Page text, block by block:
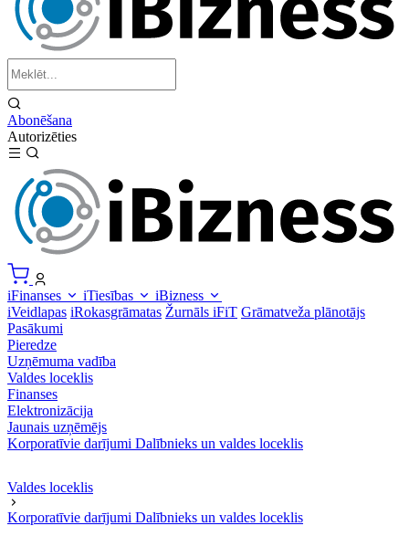
Abonēšana
Autorizēties
iFinanses iTiesības
iBizness
iVeidlapas iRokasgrāmatas Žurnāls iFiT Grāmatveža plānotājs
Pasākumi
Pieredze
Uzņēmuma vadība
Valdes loceklis
Finanses
Elektronizācija
Jaunais uzņēmējs
Korporatīvie darījumi Dalībnieks un valdes loceklis
Valdes loceklis
Korporatīvie darījumi Dalībnieks un valdes loceklis